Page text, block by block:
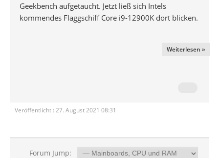
Geekbench aufgetaucht. Jetzt ließ sich Intels
kommendes Flaggschiff Core i9-12900K dort blicken.
Weiterlesen »
Veröffentlicht : 27. August 2021 08:31
Forum Jump: